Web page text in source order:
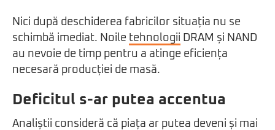
Nici după deschiderea fabricilor situația nu se
schimbă imediat. Noile tehnologii DRAM și NAND
au nevoie de timp pentru a atinge eficiența
necesară producției de masă.
Deficitul s-ar putea accentua
Analiștii consideră că piața ar putea deveni și mai